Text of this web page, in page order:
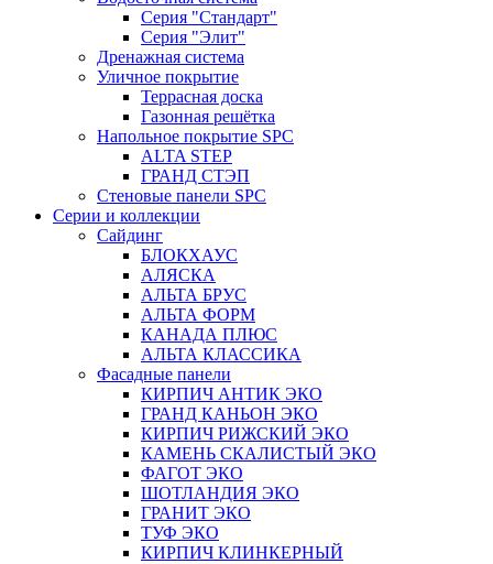
Серия "Стандарт"
Серия "Элит"
Дренажная система
Уличное покрытие
Террасная доска
Газонная решётка
Напольное покрытие SPC
ALTA STEP
ГРАНД СТЭП
Стеновые панели SPC
Серии и коллекции
Сайдинг
БЛОКХАУС
АЛЯСКА
АЛЬТА БРУС
АЛЬТА ФОРМ
КАНАДА ПЛЮС
АЛЬТА КЛАССИКА
Фасадные панели
КИРПИЧ АНТИК ЭКО
ГРАНД КАНЬОН ЭКО
КИРПИЧ РИЖСКИЙ ЭКО
КАМЕНЬ СКАЛИСТЫЙ ЭКО
ФАГОТ ЭКО
ШОТЛАНДИЯ ЭКО
ГРАНИТ ЭКО
ТУФ ЭКО
КИРПИЧ КЛИНКЕРНЫЙ